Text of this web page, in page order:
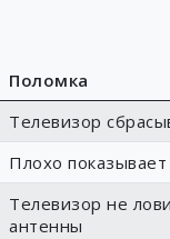
Поломка
Телевизор
Плохо
Телевизор не
антенны